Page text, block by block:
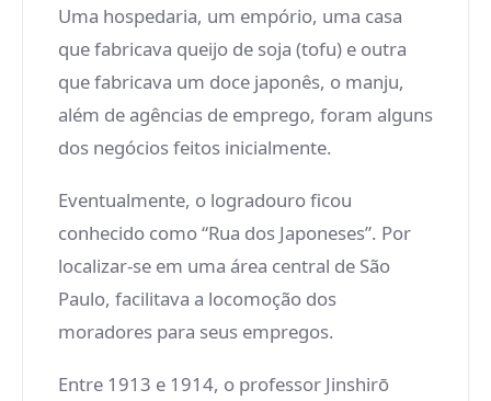
Uma hospedaria, um empório, uma casa
que fabricava queijo de soja (tofu) e outra
que fabricava um doce japonês, o manju,
além de agências de emprego, foram alguns
dos negócios feitos inicialmente.
Eventualmente, o logradouro ficou
conhecido como “Rua dos Japoneses”. Por
localizar-se em uma área central de São
Paulo, facilitava a locomoção dos
moradores para seus empregos.
Entre 1913 e 1914, o professor Jinshirō